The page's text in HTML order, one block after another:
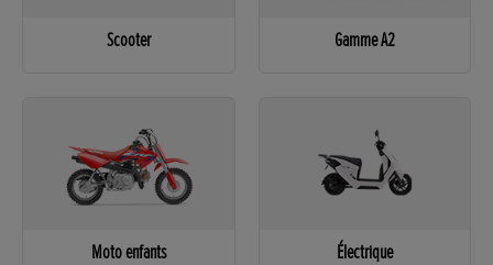
Scooter Gamme A2
Moto enfants Électrique